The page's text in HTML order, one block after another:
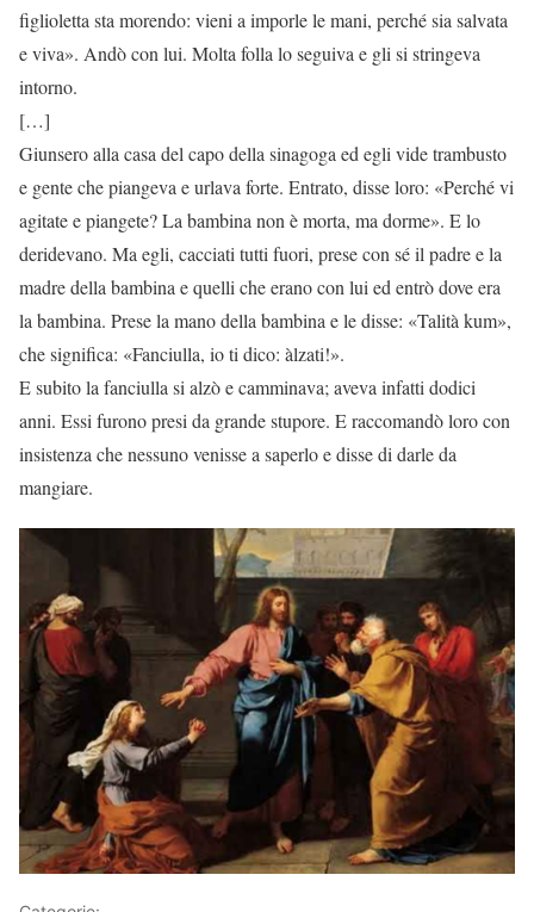
figlioletta sta morendo: vieni a imporle le mani, perché sia salvata
e viva». Andò con lui. Molta folla lo seguiva e gli si stringeva
intorno.
[…]
Giunsero alla casa del capo della sinagoga ed egli vide trambusto
e gente che piangeva e urlava forte. Entrato, disse loro: «Perché vi
agitate e piangete? La bambina non è morta, ma dorme». E lo
deridevano. Ma egli, cacciati tutti fuori, prese con sé il padre e la
madre della bambina e quelli che erano con lui ed entrò dove era
la bambina. Prese la mano della bambina e le disse: «Talità kum»,
che significa: «Fanciulla, io ti dico: àlzati!».
E subito la fanciulla si alzò e camminava; aveva infatti dodici
anni. Essi furono presi da grande stupore. E raccomandò loro con
insistenza che nessuno venisse a saperlo e disse di darle da
mangiare.